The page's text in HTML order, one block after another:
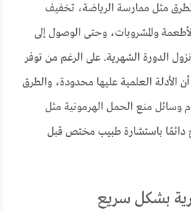
مثل ممارسة الرياضة، تخفيف
والمشروبات، وحتى الوصول إلى
الدورة الشهرية. على الرغم من توفر
الأدلة العلمية عليها محدودة، والطرق
وسائل منع الحمل الهرمونية مثل
دائمًا باستشارة طبيب مختص قبل
بشكل سريع